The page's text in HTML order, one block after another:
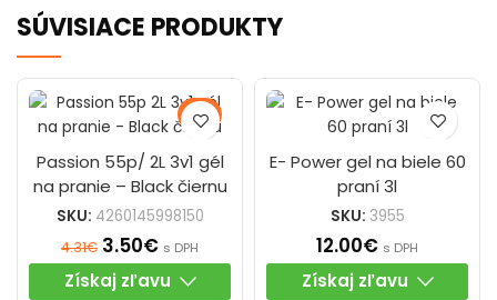
SÚVISIACE PRODUKTY
-19%
Passion 55p/ 2L 3v1 gél
na pranie – Black čiernu
SKU: 4260145998150
4.31€ 3.50€ s DPH
Získaj zľavu
E- Power gel na biele 60
praní 3l
SKU: 3955
12.00€ s DPH
Získaj zľavu